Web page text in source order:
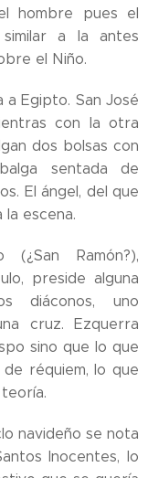
hombre pues el
a la antes
el Niño.
a Egipto. San José
con la otra
dos bolsas con
sentada de
El ángel, del que
escena.
Ramón?),
preside alguna
diáconos, uno
cruz. Ezquerra
sino que lo que
réquiem, lo que
navideño se nota
Inocentes, lo